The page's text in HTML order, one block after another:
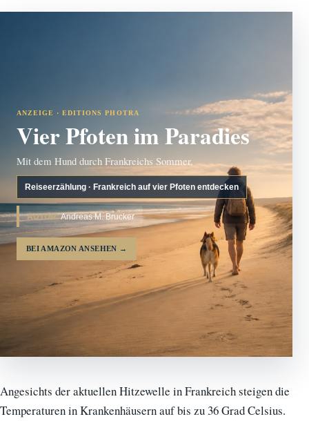
ANZEIGE · EDITIONS PHOTRA
Vier Pfoten im Paradies
Mit dem Hund durch Frankreichs Sommer.
Reiseerzählung · Frankreich auf vier Pfoten entdecken
AUTOR:Andreas M. Brucker
BEI AMAZON ANSEHEN →
Angesichts der aktuellen Hitzewelle in Frankreich steigen die
Temperaturen in Krankenhäusern auf bis zu 36 Grad Celsius.